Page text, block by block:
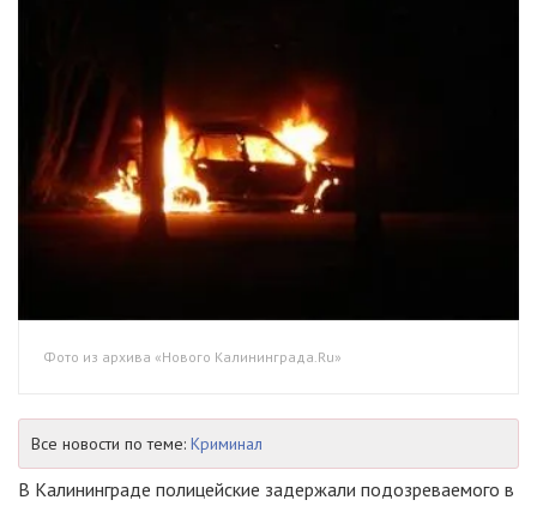
Фото из архива «Нового Калининграда.Ru»
Все новости по теме: Криминал
В Калининграде полицейские задержали подозреваемого в